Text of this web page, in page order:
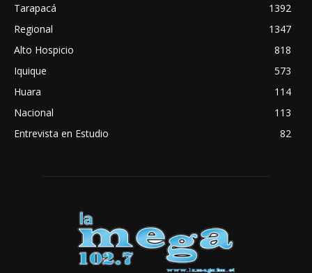
Tarapacá
1392
Regional
1347
Alto Hospicio
818
Iquique
573
Huara
114
Nacional
113
Entrevista en Estudio
82